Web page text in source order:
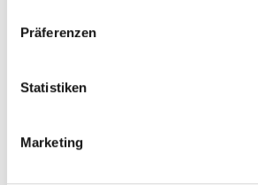
Präferenzen
Statistiken
Marketing